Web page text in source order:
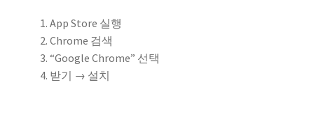
App Store 실행
Chrome 검색
“Google Chrome” 선택
받기 → 설치